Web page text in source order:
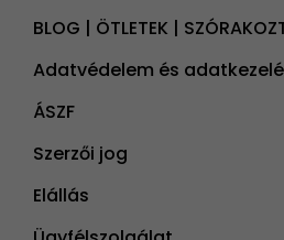
BLOG | ÖTLETEK |
Adatvédelem és
ÁSZF
Szerzői jog
Elállás